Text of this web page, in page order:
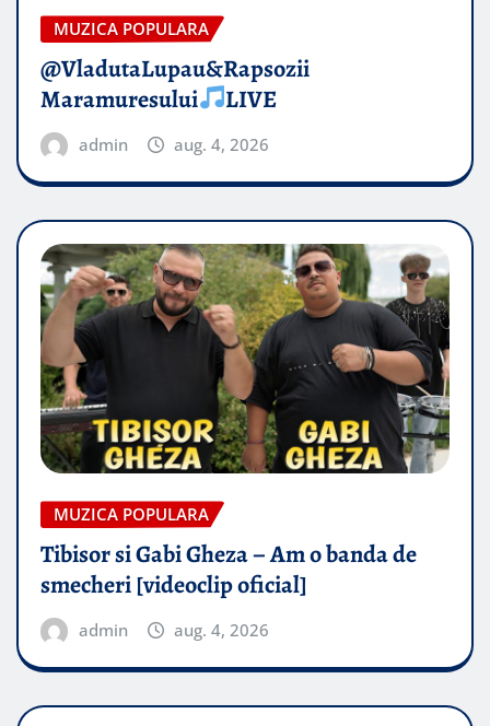
MUZICA POPULARA
@VladutaLupau&Rapsozii
Maramuresului
LIVE
admin aug. 4, 2026
MUZICA POPULARA
Tibisor si Gabi Gheza – Am o banda de
smecheri [videoclip oficial]
admin aug. 4, 2026